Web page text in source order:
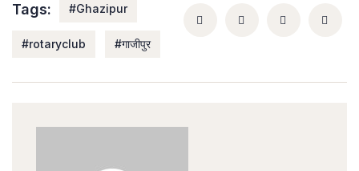
Tags: #Ghazipur
#rotaryclub #गाजीपुर